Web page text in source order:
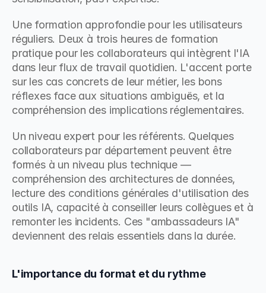
Une formation approfondie pour les utilisateurs
réguliers. Deux à trois heures de formation
pratique pour les collaborateurs qui intègrent l'IA
dans leur flux de travail quotidien. L'accent porte
sur les cas concrets de leur métier, les bons
réflexes face aux situations ambiguës, et la
compréhension des implications réglementaires.
Un niveau expert pour les référents. Quelques
collaborateurs par département peuvent être
formés à un niveau plus technique —
compréhension des architectures de données,
lecture des conditions générales d'utilisation des
outils IA, capacité à conseiller leurs collègues et à
remonter les incidents. Ces "ambassadeurs IA"
deviennent des relais essentiels dans la durée.
L'importance du format et du rythme